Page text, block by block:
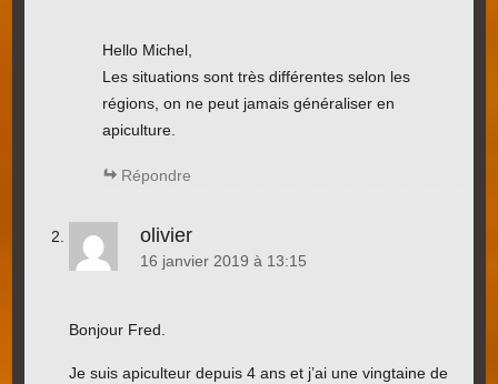
Hello Michel,
Les situations sont très différentes selon les
régions, on ne peut jamais généraliser en
apiculture.
Répondre
olivier
16 janvier 2019 à 13:15
Bonjour Fred.
Je suis apiculteur depuis 4 ans et j’ai une vingtaine de